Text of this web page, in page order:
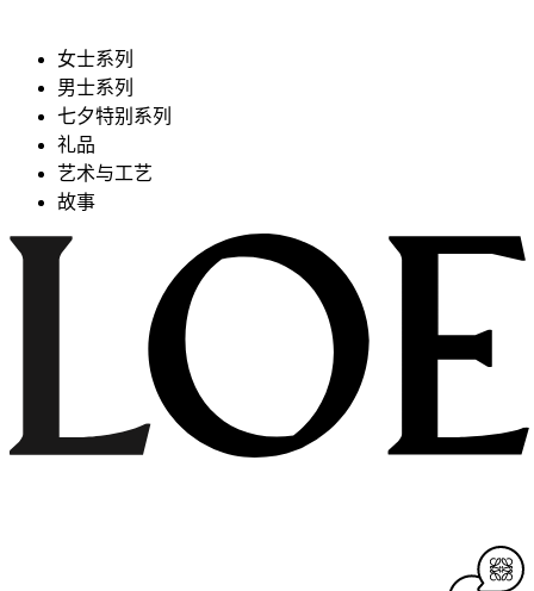
女士系列
男士系列
七夕特别系列
礼品
艺术与工艺
故事